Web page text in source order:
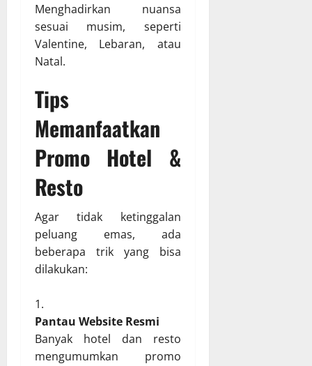
Menghadirkan nuansa
sesuai musim, seperti
Valentine, Lebaran, atau
Natal.
Tips
Memanfaatkan
Promo Hotel &
Resto
Agar tidak ketinggalan
peluang emas, ada
beberapa trik yang bisa
dilakukan:
Pantau Website Resmi
Banyak hotel dan resto
mengumumkan promo